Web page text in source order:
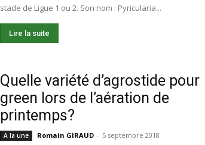
stade de Ligue 1 ou 2. Son nom : Pyricularia...
Lire la suite
Quelle variété d’agrostide pour
green lors de l’aération de
printemps?
A la une Romain GIRAUD - 5 septembre 2018